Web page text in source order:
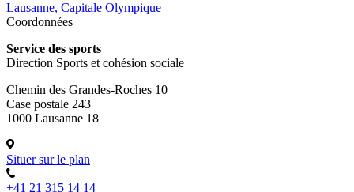
Lausanne, Capitale Olympique
Coordonnées
Service des sports
Direction Sports et cohésion sociale
Chemin des Grandes-Roches 10
Case postale 243
1000 Lausanne 18
Situer sur le plan
+41 21 315 14 14